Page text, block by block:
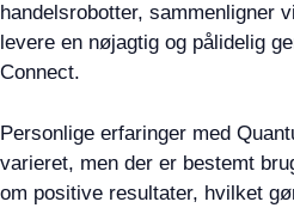
handelsrobotter, sammenligner
levere en nøjagtig og pålidelig
Connect.
Personlige erfaringer med
varieret, men der er bestemt
om positive resultater, hvilket